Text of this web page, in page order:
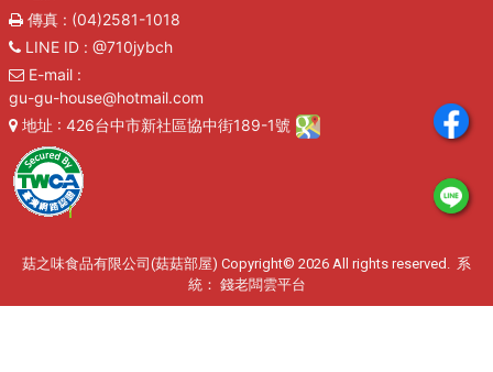
傳真: (04)2581-1018
LINE ID: @710jybch
E-mail:
gu-gu-house@hotmail.com
地址 : 426台中市新社區協中街189-1號
菇之味食品有限公司(菇菇部屋) Copyright© 2026 All rights reserved. 系
統： 錢老闆雲平台